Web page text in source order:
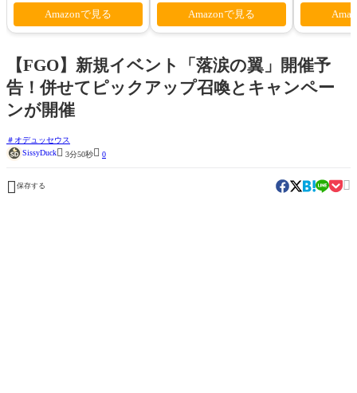
ンダー/オベロン 爽やかサ
マー・プリンスVer.
Amazonで見る
ン 花の魔術師Ver.
Amazonで見る
ロン ヴォ
【FGO】新規イベント「落涙の翼」開催予
告！併せてピックアップ召喚とキャンペー
ンが開催
オデュッセウス
SissyDuck 3分50秒 0
 保存する 